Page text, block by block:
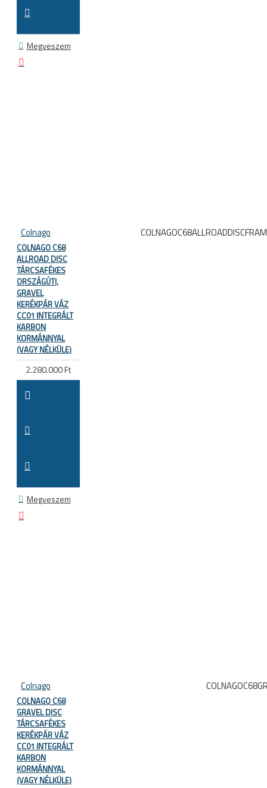
Megveszem
Colnago
COLNAGO C68
ALLROAD DISC
TÁRCSAFÉKES
ORSZÁGÚTI,
GRAVEL
KERÉKPÁR VÁZ
CC01 INTEGRÁLT
KARBON
KORMÁNNYAL
(VAGY NÉLKÜLE)
2.280.000 Ft
Megveszem
Colnago
COLNAGO C68
GRAVEL DISC
TÁRCSAFÉKES
KERÉKPÁR VÁZ
CC01 INTEGRÁLT
KARBON
KORMÁNNYAL
(VAGY NÉLKÜLE)